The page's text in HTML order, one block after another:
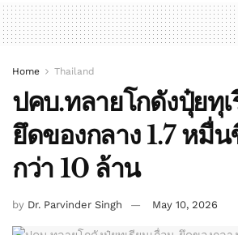
Home Thailand
ปคบ.ทลายโกดังปุ๋ยทุ
ยึดของกลาง 1.7 หมื่
กว่า 10 ล้าน
by Dr. Parvinder Singh May 10, 2026